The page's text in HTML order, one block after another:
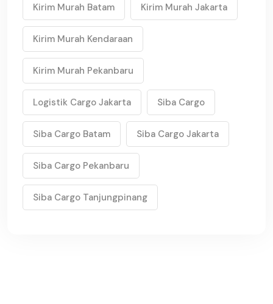
Kirim Murah Batam Kirim Murah Jakarta
Kirim Murah Kendaraan
Kirim Murah Pekanbaru
Logistik Cargo Jakarta Siba Cargo
Siba Cargo Batam Siba Cargo Jakarta
Siba Cargo Pekanbaru
Siba Cargo Tanjungpinang